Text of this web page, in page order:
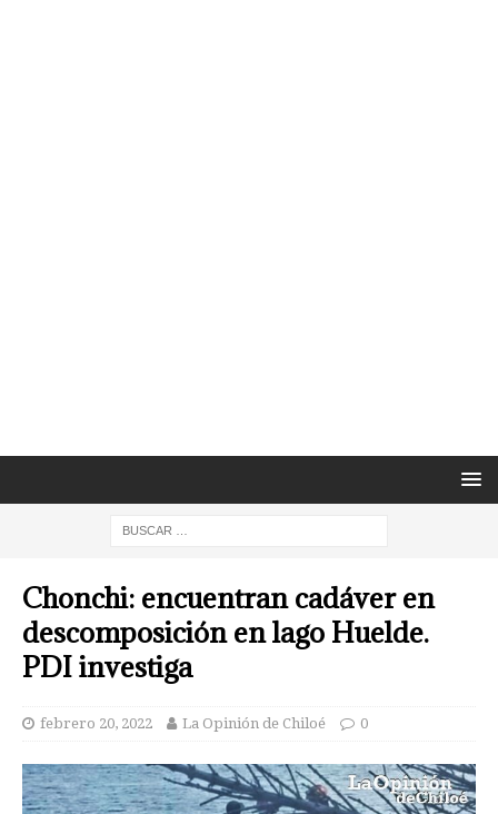
Chonchi: encuentran cadáver en
descomposición en lago Huelde.
PDI investiga
febrero 20, 2022 La Opinión de Chiloé 0